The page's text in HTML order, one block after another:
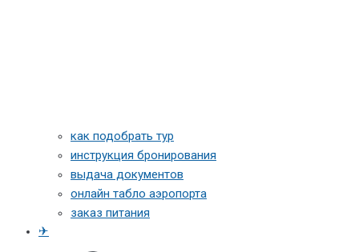
как подобрать тур
инструкция бронирования
выдача документов
онлайн табло аэропорта
заказ питания
✈